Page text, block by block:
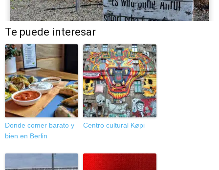
Te puede interesar
Donde comer barato y
bien en Berlin
Centro cultural Køpi